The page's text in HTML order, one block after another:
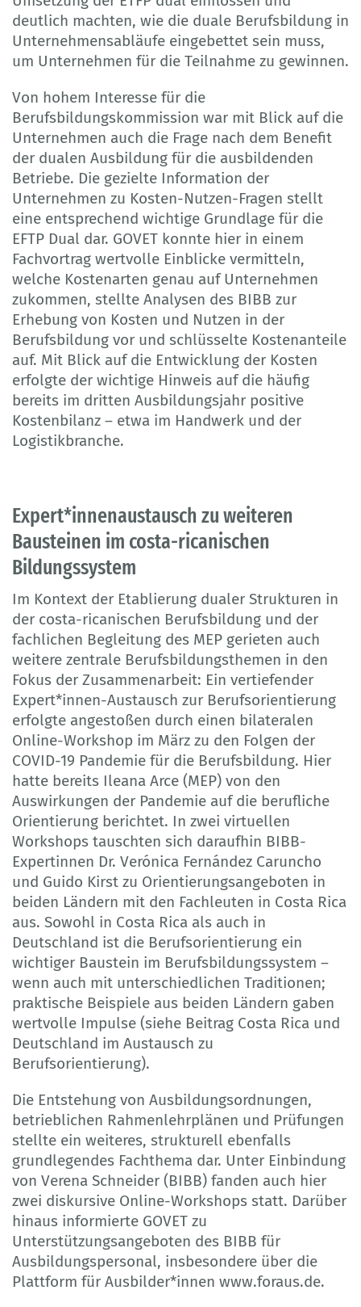
deutlich machten, wie die duale Berufsbildung in
Unternehmensabläufe eingebettet sein muss,
um Unternehmen für die Teilnahme zu gewinnen.
Von hohem Interesse für die
Berufsbildungskommission war mit Blick auf die
Unternehmen auch die Frage nach dem Benefit
der dualen Ausbildung für die ausbildenden
Betriebe. Die gezielte Information der
Unternehmen zu Kosten-Nutzen-Fragen stellt
eine entsprechend wichtige Grundlage für die
EFTP Dual dar. GOVET konnte hier in einem
Fachvortrag wertvolle Einblicke vermitteln,
welche Kostenarten genau auf Unternehmen
zukommen, stellte Analysen des BIBB zur
Erhebung von Kosten und Nutzen in der
Berufsbildung vor und schlüsselte Kostenanteile
auf. Mit Blick auf die Entwicklung der Kosten
erfolgte der wichtige Hinweis auf die häufig
bereits im dritten Ausbildungsjahr positive
Kostenbilanz – etwa im Handwerk und der
Logistikbranche.
Expert*innenaustausch zu weiteren
Bausteinen im costa-ricanischen
Bildungssystem
Im Kontext der Etablierung dualer Strukturen in
der costa-ricanischen Berufsbildung und der
fachlichen Begleitung des MEP gerieten auch
weitere zentrale Berufsbildungsthemen in den
Fokus der Zusammenarbeit: Ein vertiefender
Expert*innen-Austausch zur Berufsorientierung
erfolgte angestoßen durch einen bilateralen
Online-Workshop im März zu den Folgen der
COVID-19 Pandemie für die Berufsbildung. Hier
hatte bereits Ileana Arce (MEP) von den
Auswirkungen der Pandemie auf die berufliche
Orientierung berichtet. In zwei virtuellen
Workshops tauschten sich daraufhin BIBB-
Expertinnen Dr. Verónica Fernández Caruncho
und Guido Kirst zu Orientierungsangeboten in
beiden Ländern mit den Fachleuten in Costa Rica
aus. Sowohl in Costa Rica als auch in
Deutschland ist die Berufsorientierung ein
wichtiger Baustein im Berufsbildungssystem –
wenn auch mit unterschiedlichen Traditionen;
praktische Beispiele aus beiden Ländern gaben
wertvolle Impulse (siehe Beitrag Costa Rica und
Deutschland im Austausch zu
Berufsorientierung).
Die Entstehung von Ausbildungsordnungen,
betrieblichen Rahmenlehrplänen und Prüfungen
stellte ein weiteres, strukturell ebenfalls
grundlegendes Fachthema dar. Unter Einbindung
von Verena Schneider (BIBB) fanden auch hier
zwei diskursive Online-Workshops statt. Darüber
hinaus informierte GOVET zu
Unterstützungsangeboten des BIBB für
Ausbildungspersonal, insbesondere über die
Plattform für Ausbilder*innen www.foraus.de.